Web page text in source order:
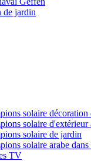
de jardin
solaire décoration
solaire d'extérieur
solaire de jardin
solaire arabe dans
TV